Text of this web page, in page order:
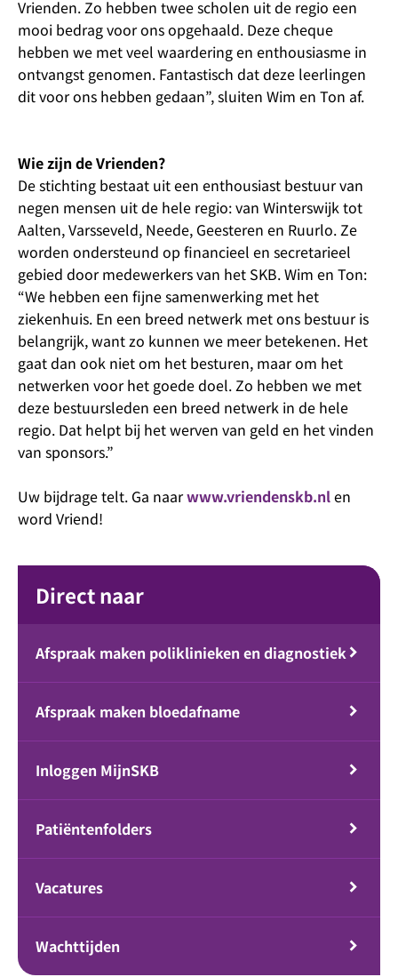
Vrienden. Zo hebben twee scholen uit de regio een
mooi bedrag voor ons opgehaald. Deze cheque
hebben we met veel waardering en enthousiasme in
ontvangst genomen. Fantastisch dat deze leerlingen
dit voor ons hebben gedaan”, sluiten Wim en Ton af.
Wie zijn de Vrienden?
De stichting bestaat uit een enthousiast bestuur van
negen mensen uit de hele regio: van Winterswijk tot
Aalten, Varsseveld, Neede, Geesteren en Ruurlo. Ze
worden ondersteund op financieel en secretarieel
gebied door medewerkers van het SKB. Wim en Ton:
“We hebben een fijne samenwerking met het
ziekenhuis. En een breed netwerk met ons bestuur is
belangrijk, want zo kunnen we meer betekenen. Het
gaat dan ook niet om het besturen, maar om het
netwerken voor het goede doel. Zo hebben we met
deze bestuursleden een breed netwerk in de hele
regio. Dat helpt bij het werven van geld en het vinden
van sponsors.”
Uw bijdrage telt. Ga naarwww.vriendenskb.nlen
word Vriend!
Direct naar
Afspraak maken poliklinieken en diagnostiek
Afspraak maken bloedafname
Inloggen MijnSKB
Patiëntenfolders
Vacatures
Wachttijden